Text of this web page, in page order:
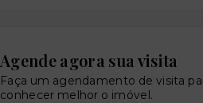
Agende agora sua visita
Faça um agendamento de visita
conhecer melhor o imóvel.